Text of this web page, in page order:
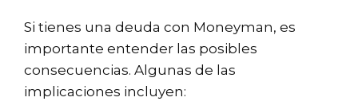
Si tienes una deuda con Moneyman, es
importante entender las posibles
consecuencias. Algunas de las
implicaciones incluyen: